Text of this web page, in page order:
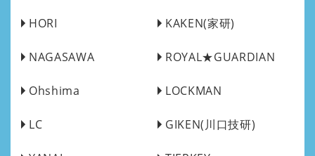
HORI KAKEN(家研)
NAGASAWA ROYAL★GUARDIAN
Ohshima LOCKMAN
LC GIKEN(川口技研)